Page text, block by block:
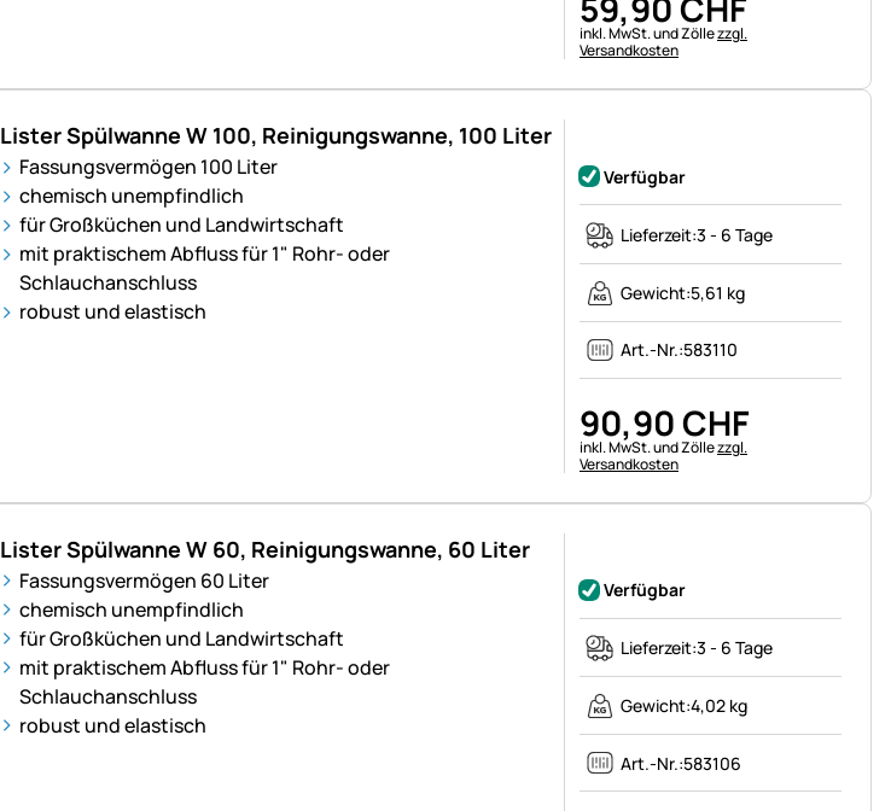
Steuerhinweis:
inkl. MwSt. und Zöllezzgl.
Versandkosten
Lister Spülwanne W 100, Reinigungswanne, 100 Liter
Fassungsvermögen 100 Liter
chemisch unempfindlich
für Großküchen und Landwirtschaft
mit praktischem Abfluss für 1" Rohr- oder
Schlauchanschluss
robust und elastisch
Verfügbar
Lieferzeit:3 - 6 Tage
Gewicht:5,61 kg
Art.-Nr.:583110
90,90CHF
Steuerhinweis:
inkl. MwSt. und Zöllezzgl.
Versandkosten
Lister Spülwanne W 60, Reinigungswanne, 60 Liter
Fassungsvermögen 60 Liter
chemisch unempfindlich
für Großküchen und Landwirtschaft
mit praktischem Abfluss für 1" Rohr- oder
Schlauchanschluss
robust und elastisch
Verfügbar
Lieferzeit:3 - 6 Tage
Gewicht:4,02 kg
Art.-Nr.:583106